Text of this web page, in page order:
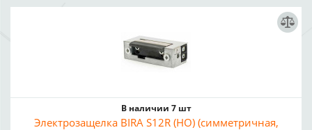
В наличии 7 шт
Электрозащелка BIRA S12R (НО) (симметричная,